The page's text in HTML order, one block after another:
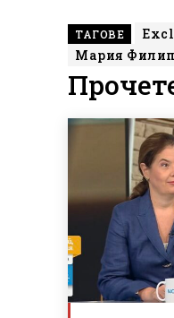
ТАГОВЕ
Мария